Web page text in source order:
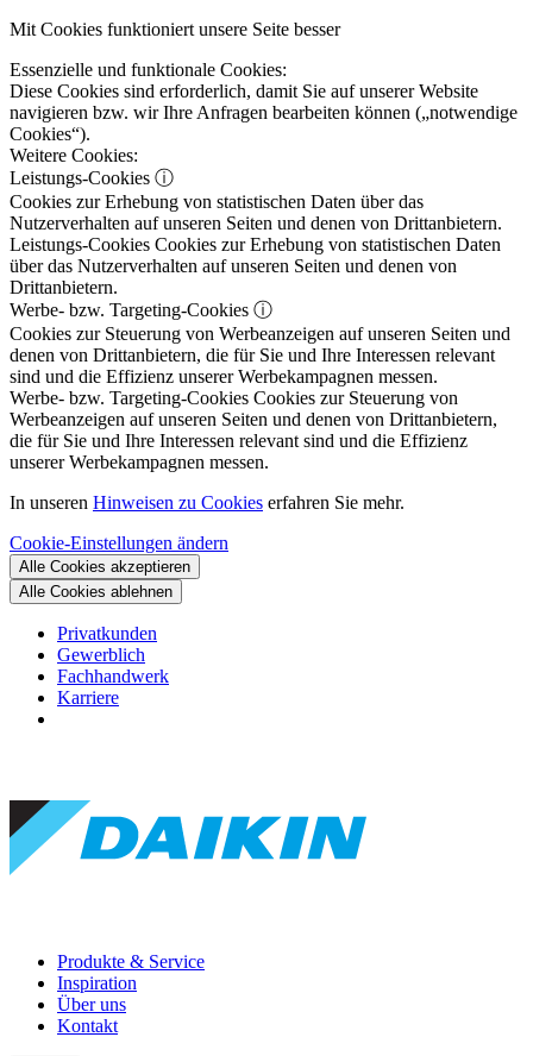
Mit Cookies funktioniert unsere Seite besser
Essenzielle und funktionale Cookies:
Diese Cookies sind erforderlich, damit Sie auf unserer Website
navigieren bzw. wir Ihre Anfragen bearbeiten können („notwendige
Cookies“).
Weitere Cookies:
Leistungs-Cookies ⓘ
Cookies zur Erhebung von statistischen Daten über das
Nutzerverhalten auf unseren Seiten und denen von Drittanbietern.
Leistungs-Cookies Cookies zur Erhebung von statistischen Daten
über das Nutzerverhalten auf unseren Seiten und denen von
Drittanbietern.
Werbe- bzw. Targeting-Cookies ⓘ
Cookies zur Steuerung von Werbeanzeigen auf unseren Seiten und
denen von Drittanbietern, die für Sie und Ihre Interessen relevant
sind und die Effizienz unserer Werbekampagnen messen.
Werbe- bzw. Targeting-Cookies Cookies zur Steuerung von
Werbeanzeigen auf unseren Seiten und denen von Drittanbietern,
die für Sie und Ihre Interessen relevant sind und die Effizienz
unserer Werbekampagnen messen.
In unseren Hinweisen zu Cookies erfahren Sie mehr.
Cookie-Einstellungen ändern
Alle Cookies akzeptieren
Alle Cookies ablehnen
Privatkunden
Gewerblich
Fachhandwerk
Karriere
Produkte & Service
Inspiration
Über uns
Kontakt